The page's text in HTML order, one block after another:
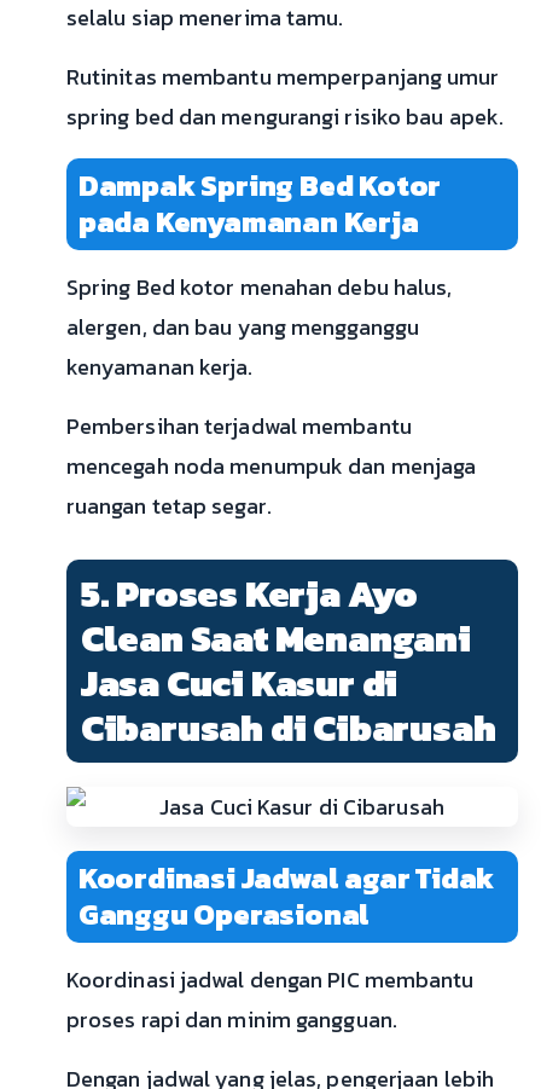
selalu siap menerima tamu.
Rutinitas membantu memperpanjang umur
spring bed dan mengurangi risiko bau apek.
Dampak Spring Bed Kotor
pada Kenyamanan Kerja
Spring Bed kotor menahan debu halus,
alergen, dan bau yang mengganggu
kenyamanan kerja.
Pembersihan terjadwal membantu
mencegah noda menumpuk dan menjaga
ruangan tetap segar.
5. Proses Kerja Ayo
Clean Saat Menangani
Jasa Cuci Kasur di
Cibarusah di Cibarusah
Koordinasi Jadwal agar Tidak
Ganggu Operasional
Koordinasi jadwal dengan PIC membantu
proses rapi dan minim gangguan.
Dengan jadwal yang jelas, pengerjaan lebih